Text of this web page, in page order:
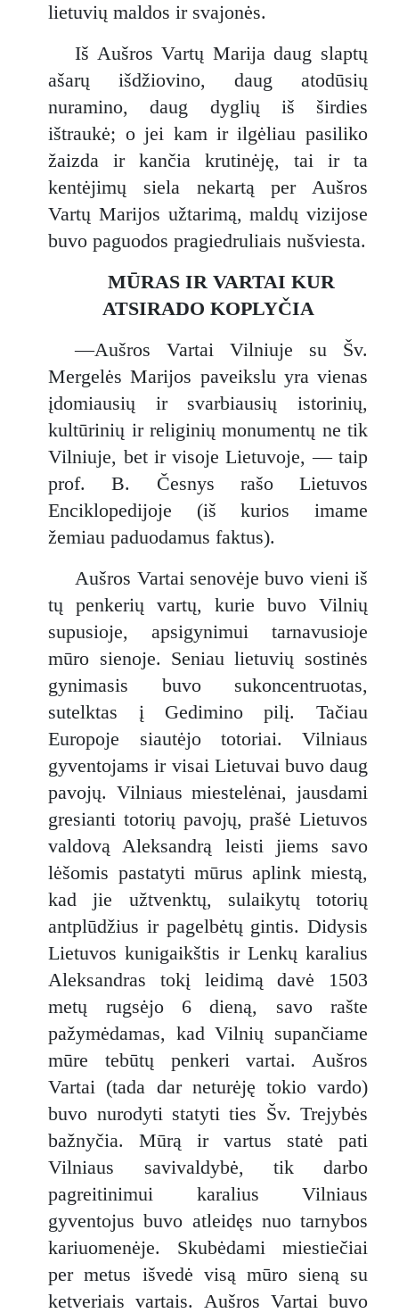
lietuvių maldos ir svajonės.
Iš Aušros Vartų Marija daug slaptų
ašarų išdžiovino, daug atodūsių
nuramino, daug dyglių iš širdies
ištraukė; o jei kam ir ilgėliau pasiliko
žaizda ir kančia krutinėję, tai ir ta
kentėjimų siela nekartą per Aušros
Vartų Marijos užtarimą, maldų vizijose
buvo paguodos pragiedruliais nušviesta.
MŪRAS IR VARTAI KUR
ATSIRADO KOPLYČIA
—Aušros Vartai Vilniuje su Šv.
Mergelės Marijos paveikslu yra vienas
įdomiausių ir svarbiausių istorinių,
kultūrinių ir religinių monumentų ne tik
Vilniuje, bet ir visoje Lietuvoje, — taip
prof. B. Česnys rašo Lietuvos
Enciklopedijoje (iš kurios imame
žemiau paduodamus faktus).
Aušros Vartai senovėje buvo vieni iš
tų penkerių vartų, kurie buvo Vilnių
supusioje, apsigynimui tarnavusioje
mūro sienoje. Seniau lietuvių sostinės
gynimasis buvo sukoncentruotas,
sutelktas į Gedimino pilį. Tačiau
Europoje siautėjo totoriai. Vilniaus
gyventojams ir visai Lietuvai buvo daug
pavojų. Vilniaus miestelėnai, jausdami
gresianti totorių pavojų, prašė Lietuvos
valdovą Aleksandrą leisti jiems savo
lėšomis pastatyti mūrus aplink miestą,
kad jie užtvenktų, sulaikytų totorių
antplūdžius ir pagelbėtų gintis. Didysis
Lietuvos kunigaikštis ir Lenkų karalius
Aleksandras tokį leidimą davė 1503
metų rugsėjo 6 dieną, savo rašte
pažymėdamas, kad Vilnių supančiame
mūre tebūtų penkeri vartai. Aušros
Vartai (tada dar neturėję tokio vardo)
buvo nurodyti statyti ties Šv. Trejybės
bažnyčia. Mūrą ir vartus statė pati
Vilniaus savivaldybė, tik darbo
pagreitinimui karalius Vilniaus
gyventojus buvo atleidęs nuo tarnybos
kariuomenėje. Skubėdami miestiečiai
per metus išvedė visą mūro sieną su
ketveriais vartais. Aušros Vartai buvo